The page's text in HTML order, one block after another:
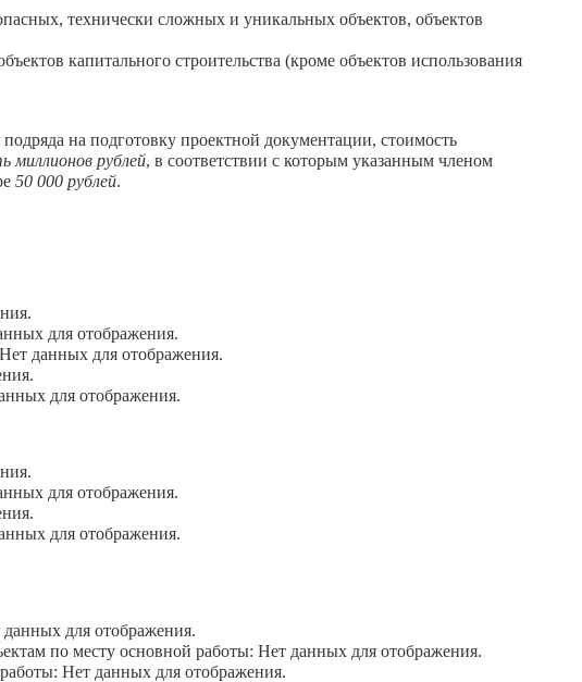
технически сложных и уникальных объектов, объектов
капитального строительства (кроме объектов использования
подряда на подготовку проектной документации, стоимость
миллионов рублей, в соответствии с которым указанным членом
50 000 рублей.
для отображения.
данных для отображения.
для отображения.
для отображения.
для отображения.
для отображения.
по месту основной работы: Нет данных для отображения.
Нет данных для отображения.